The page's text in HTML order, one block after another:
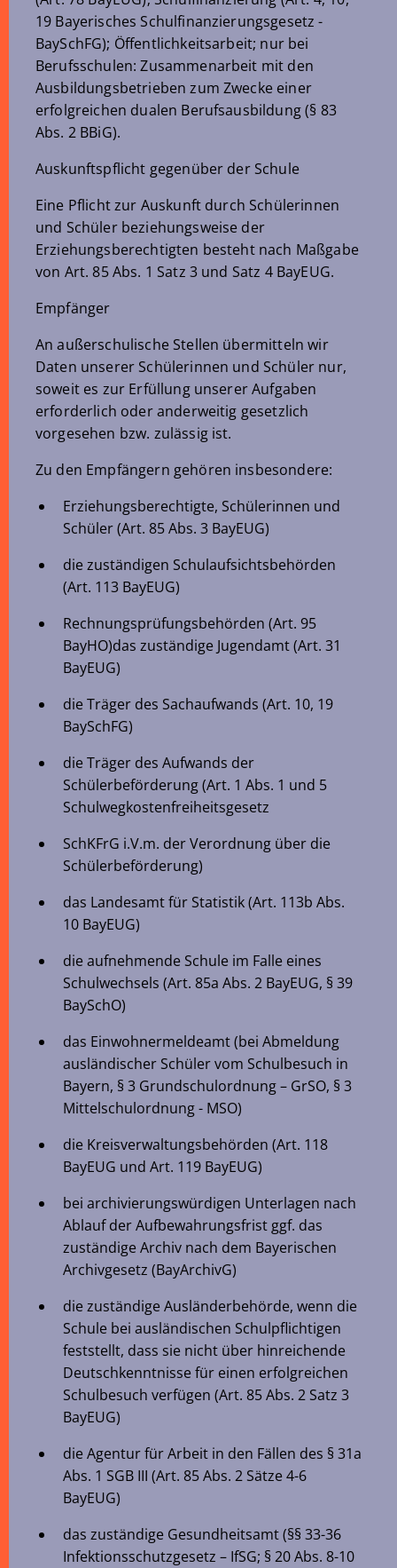
19 Bayerisches Schulfinanzierungsgesetz -
BaySchFG); Öffentlichkeitsarbeit; nur bei
Berufsschulen: Zusammenarbeit mit den
Ausbildungsbetrieben zum Zwecke einer
erfolgreichen dualen Berufsausbildung (§ 83
Abs. 2 BBiG).
Auskunftspflicht gegenüber der Schule
Eine Pflicht zur Auskunft durch Schülerinnen
und Schüler beziehungsweise der
Erziehungsberechtigten besteht nach Maßgabe
von Art. 85 Abs. 1 Satz 3 und Satz 4 BayEUG.
Empfänger
An außerschulische Stellen übermitteln wir
Daten unserer Schülerinnen und Schüler nur,
soweit es zur Erfüllung unserer Aufgaben
erforderlich oder anderweitig gesetzlich
vorgesehen bzw. zulässig ist.
Zu den Empfängern gehören insbesondere:
Erziehungsberechtigte, Schülerinnen und
Schüler (Art. 85 Abs. 3 BayEUG)
die zuständigen Schulaufsichtsbehörden
(Art. 113 BayEUG)
Rechnungsprüfungsbehörden (Art. 95
BayHO)das zuständige Jugendamt (Art. 31
BayEUG)
die Träger des Sachaufwands (Art. 10, 19
BaySchFG)
die Träger des Aufwands der
Schülerbeförderung (Art. 1 Abs. 1 und 5
Schulwegkostenfreiheitsgesetz
SchKFrG i.V.m. der Verordnung über die
Schülerbeförderung)
das Landesamt für Statistik (Art. 113b Abs.
10 BayEUG)
die aufnehmende Schule im Falle eines
Schulwechsels (Art. 85a Abs. 2 BayEUG, § 39
BaySchO)
das Einwohnermeldeamt (bei Abmeldung
ausländischer Schüler vom Schulbesuch in
Bayern, § 3 Grundschulordnung – GrSO, § 3
Mittelschulordnung - MSO)
die Kreisverwaltungsbehörden (Art. 118
BayEUG und Art. 119 BayEUG)
bei archivierungswürdigen Unterlagen nach
Ablauf der Aufbewahrungsfrist ggf. das
zuständige Archiv nach dem Bayerischen
Archivgesetz (BayArchivG)
die zuständige Ausländerbehörde, wenn die
Schule bei ausländischen Schulpflichtigen
feststellt, dass sie nicht über hinreichende
Deutschkenntnisse für einen erfolgreichen
Schulbesuch verfügen (Art. 85 Abs. 2 Satz 3
BayEUG)
die Agentur für Arbeit in den Fällen des § 31a
Abs. 1 SGB III (Art. 85 Abs. 2 Sätze 4-6
BayEUG)
das zuständige Gesundheitsamt (§§ 33-36
Infektionsschutzgesetz – IfSG; § 20 Abs. 8-10